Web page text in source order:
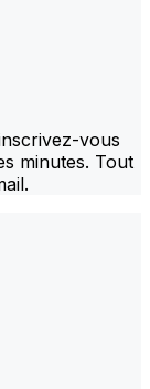
vous
minutes. Tout